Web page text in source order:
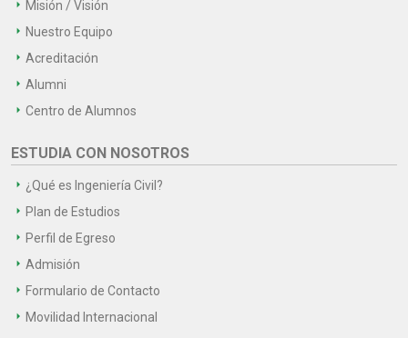
Misión / Visión
Nuestro Equipo
Acreditación
Alumni
Centro de Alumnos
ESTUDIA CON NOSOTROS
¿Qué es Ingeniería Civil?
Plan de Estudios
Perfil de Egreso
Admisión
Formulario de Contacto
Movilidad Internacional